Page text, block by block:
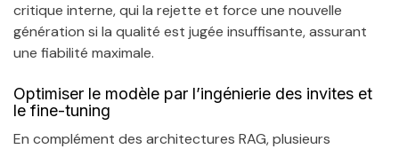
critique interne, qui la rejette et force une nouvelle
génération si la qualité est jugée insuffisante, assurant
une fiabilité maximale.
Optimiser le modèle par l’ingénierie des invites et
le fine-tuning
En complément des architectures RAG, plusieurs